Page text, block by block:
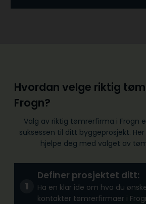
Hvordan velge riktig
Frogn?
Valg av riktig tømrerfirma i Frogn
suksessen til ditt byggeprosjekt.
hjelpe deg med valget av
Definer prosjektet ditt:
Ha en klar ide om hva du
kontakter tømrerfirmaer i